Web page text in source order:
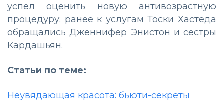
успел оценить новую антивозрастную
процедуру: ранее к услугам Тоски Хастеда
обращались Дженнифер Энистон и сестры
Кардашьян.
Статьи по теме:
Неувядающая красота: бьюти-секреты